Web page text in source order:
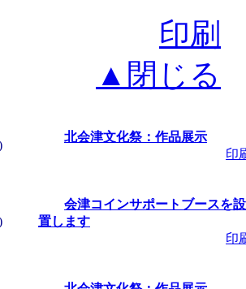
印刷
▲閉じる
北会津文化祭：作品展示
印
会津コインサポートブースを設
置します
印